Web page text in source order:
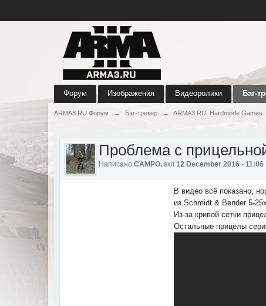
Форум Изображения Видеоролики Баг-
ARMA3.RU Форум → Баг-трекер → ARMA3.RU: Hardmode Games
Проблема с
Написано CAMPO. вкл 12 December 2016 - 11:06
В видео всё показано,
из Schmidt & Bender 5-
Из-за кривой сетки
Остальные прицелы